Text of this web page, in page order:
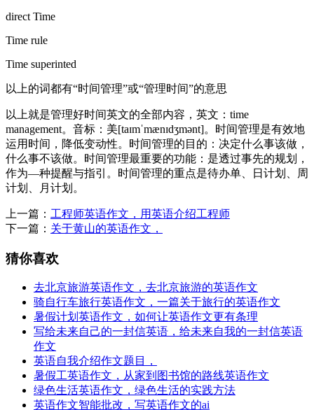
direct Time
Time rule
Time superinted
以上的词都有“时间管理”或“管理时间”的意思
以上就是管理好时间英文的全部内容，英文：time
management。音标：美[taɪmˈmænɪdʒmənt]。时间管理是有效地
运用时间，降低变动性。时间管理的目的：决定什么事该做，
什么事不该做。时间管理最重要的功能：是透过事先的规划，
作为—种提醒与指引。时间管理的重点是待办单、日计划、周
计划、月计划。
上一篇： 工程师英语作文，用英语介绍工程师
下一篇： 关于黄山的英语作文，
猜你喜欢
去北京旅游英语作文，去北京旅游的英语作文
骑自行车旅行英语作文，一篇关于旅行的英语作文
暑假计划英语作文，如何让英语作文更有条理
写给未来自己的一封信英语，给未来自我的一封信英语
作文
英语自我介绍作文题目，
暑假工英语作文，从家到图书馆的路线英语作文
绿色生活英语作文，绿色生活的实践方法
英语作文智能批改，写英语作文的ai